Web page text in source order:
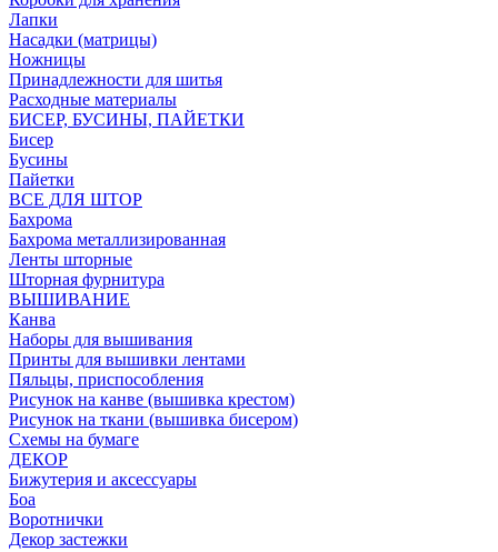
Лапки
Насадки (матрицы)
Ножницы
Принадлежности для шитья
Расходные материалы
БИСЕР, БУСИНЫ, ПАЙЕТКИ
Бисер
Бусины
Пайетки
ВСЕ ДЛЯ ШТОР
Бахрома
Бахрома металлизированная
Ленты шторные
Шторная фурнитура
ВЫШИВАНИЕ
Канва
Наборы для вышивания
Принты для вышивки лентами
Пяльцы, приспособления
Рисунок на канве (вышивка крестом)
Рисунок на ткани (вышивка бисером)
Схемы на бумаге
ДЕКОР
Бижутерия и аксессуары
Боа
Воротнички
Декор застежки